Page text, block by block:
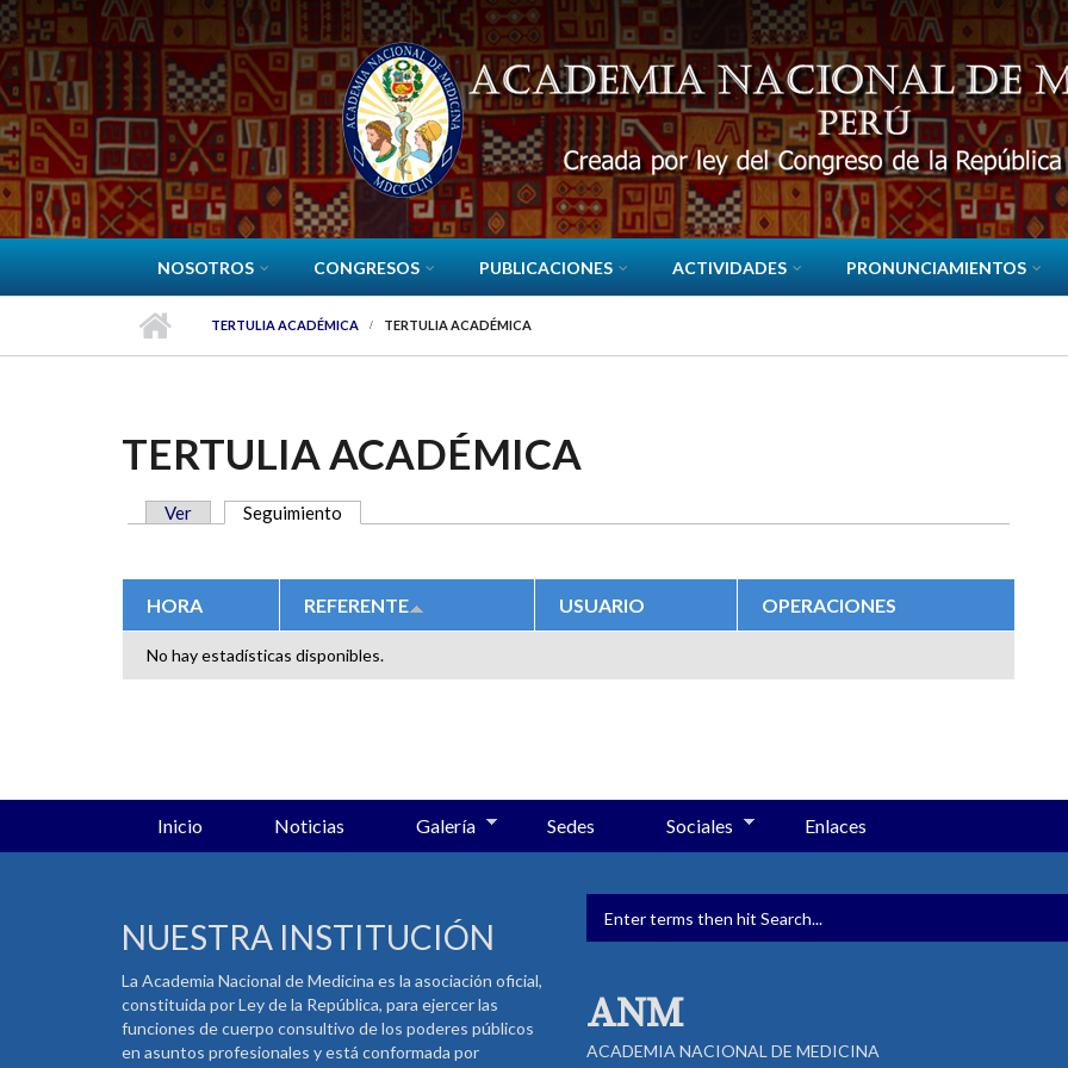
Pasar al contenido principal
NOSOTROS CONGRESOS PUBLICACIONES ACTIVIDADES PRONUNCIAMIENTOS
TERTULIA ACADÉMICA TERTULIA ACADÉMICA
TERTULIA ACADÉMICA
Ver Seguimiento
HORA REFERENTE USUARIO OPERACIONES
No hay estadísticas disponibles.
Inicio Noticias Galería Sedes Sociales Enlaces
NUESTRA INSTITUCIÓN
La Academia Nacional de Medicina es la asociación oficial,
constituida por Ley de la República, para ejercer las
funciones de cuerpo consultivo de los poderes públicos
en asuntos profesionales y está conformada por
FORMULARIO DE
ANM
ACADEMIA NACIONAL DE MEDICINA